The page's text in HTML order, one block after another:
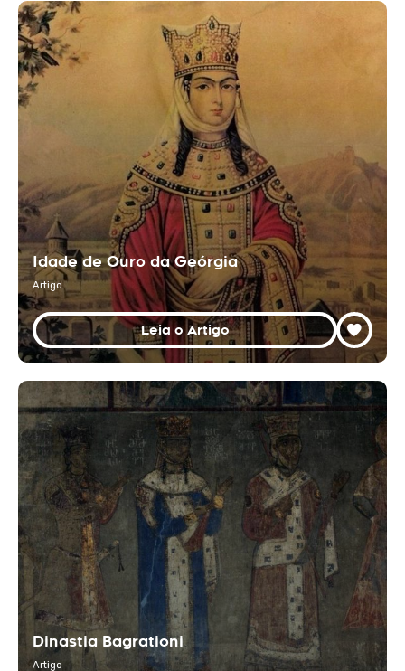
Idade de Ouro da Geórgia
Artigo
Leia o Artigo
Dinastia Bagrationi
Artigo